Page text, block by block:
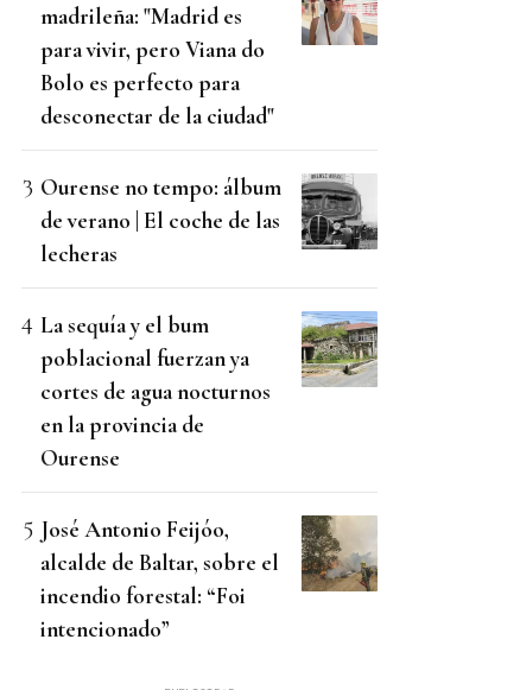
madrileña: "Madrid es
para vivir, pero Viana do
Bolo es perfecto para
desconectar de la ciudad"
Ourense no tempo: álbum
de verano | El coche de las
lecheras
La sequía y el bum
poblacional fuerzan ya
cortes de agua nocturnos
en la provincia de
Ourense
José Antonio Feijóo,
alcalde de Baltar, sobre el
incendio forestal: “Foi
intencionado”